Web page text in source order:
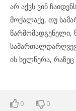
არ აქვს ვინ
მოქალაქე, თუ
წარმომადგენელი,
ის ხელწერა, რაზეც
0 0